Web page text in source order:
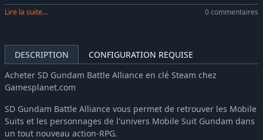
Lire la suite...
0 commentaires
DESCRIPTION
CONFIGURATION REQUISE
Acheter SD Gundam Battle Alliance en clé Steam chez
Gamesplanet.com
SD Gundam Battle Alliance vous permet de retrouver les Mobile
Suits et les personnages de l'univers Mobile Suit Gundam dans
un tout nouveau action-RPG.